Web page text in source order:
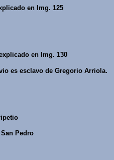
en Img. 125
en Img. 130
es esclavo de Gregorio Arriola.
Pedro